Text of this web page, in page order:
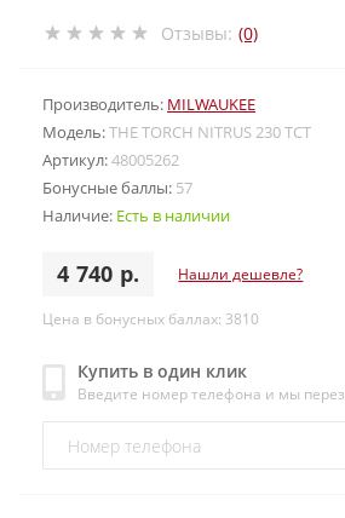
Отзывы: (0)
Производитель: MILWAUKEE
Модель:THE TORCH NITRUS 230 TCT
Артикул:48005262
Бонусные баллы: 57
Наличие: Есть в наличии
4 740 р. Нашли дешевле?
Цена в бонусных баллах: 3810
Купить в один клик
Введите номер телефона и мы